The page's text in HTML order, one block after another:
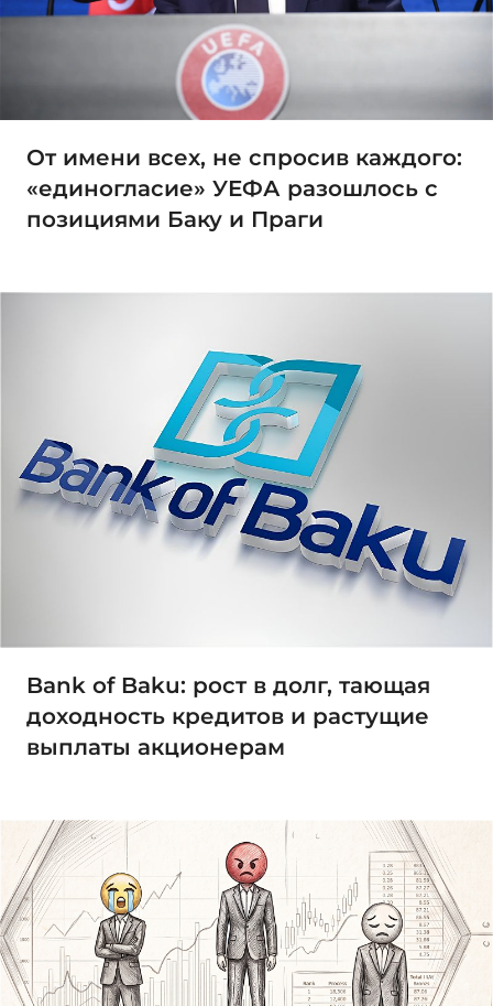
От имени всех, не спросив каждого:
«единогласие» УЕФА разошлось с
позициями Баку и Праги
Bank of Baku: рост в долг, тающая
доходность кредитов и растущие
выплаты акционерам